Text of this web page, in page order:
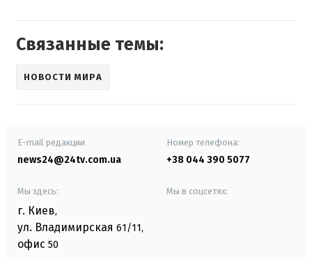
Связанные темы:
НОВОСТИ МИРА
E-mail редакции
news24@24tv.com.ua
Номер телефона:
+38 044 390 5077
Мы здесь:
г. Киев,
ул. Владимирская 61/11,
офис 50
Мы в соцсетях: